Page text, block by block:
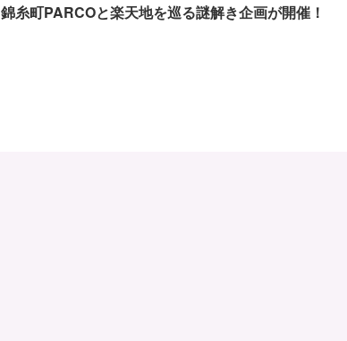
錦糸町PARCOと楽天地を巡る謎解き企画が開催！